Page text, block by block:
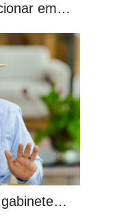
em…
gabinete…